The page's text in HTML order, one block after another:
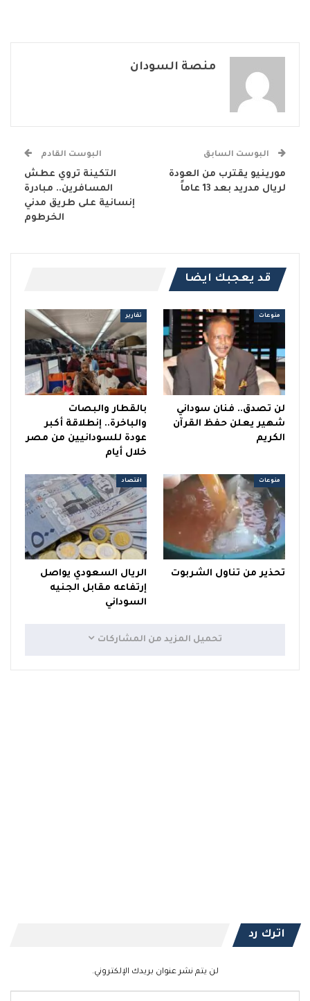
منصة السودان
البوست السابق
مورينيو يقترب من العودة
لريال مدريد بعد 13 عاماً
البوست القادم
التكينة تروي عطش
المسافرين.. مبادرة
إنسانية على طريق مدني
الخرطوم
قد يعجبك ايضا
منوعات
لن تصدق.. فنان سوداني
شهير يعلن حفظ القرآن
الكريم
تقارير
بالقطار والبصات
والباخرة.. إنطلاقة أكبر
عودة للسودانيين من مصر
خلال أيام
منوعات
تحذير من تناول الشربوت
اقتصاد
الريال السعودي يواصل
إرتفاعه مقابل الجنيه
السوداني
تحميل المزيد من المشاركات
اترك رد
لن يتم نشر عنوان بريدك الإلكتروني.